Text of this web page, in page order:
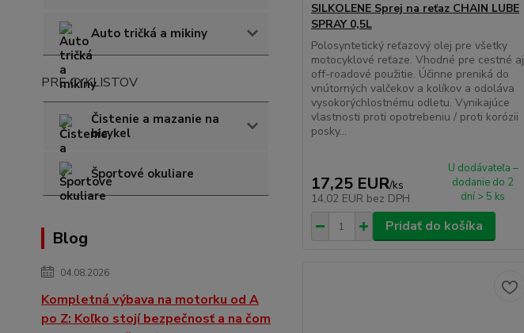
Auto tričká a mikiny
PRE CYKLISTOV
Čistenie a mazanie na
bicykel
Športové okuliare
Blog
04.08.2026
Kompletná výbava na motorku od A
po Z: Koľko stojí bezpečnosť a na čom
SILKOLENE Sprej na reťaz CHAIN LUBE
SPRAY 0,5L
Polosyntetický reťazový olej pre všetky
motocyklové reťaze. Vhodné pre cestné aj
off-roadové použitie. Účinne preniká do
vnútorných valčekov a kolíkov a odoláva
vysokorýchlostnému odletu. Vynikajúce
vlastnosti proti opotrebeniu / proti korózii
posky...
17,25 EUR/ks
14,02 EUR bez DPH
U dodávateľa –
dodanie do 2
dní > 5 ks
Pridať do košíka